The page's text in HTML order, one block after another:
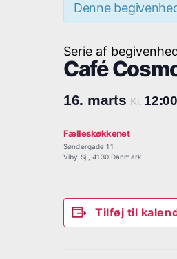
Denne
Serie af
Café
16. marts Kl. 12:00
Fælleskøkkenet
Søndergade 11
Viby Sj.
4130 Danmark
Tilføj til